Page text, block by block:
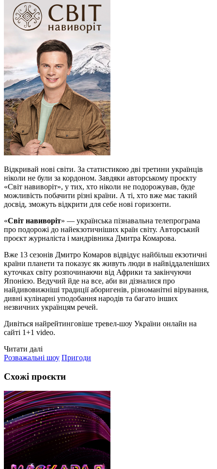
Відкривай нові світи. За статистикою дві третини українців
ніколи не були за кордоном. Завдяки авторському проєкту
«Світ навиворіт», у тих, хто ніколи не подорожував, буде
можливість побачити різні країни. А ті, хто вже має такий
досвід, зможуть відкрити для себе нові горизонти.
«Світ навиворіт» — українська пізнавальна телепрограма
про подорожі до найекзотичніших країн світу. Авторський
проєкт журналіста і мандрівника Дмитра Комарова.
Вже 13 сезонів Дмитро Комаров відвідує найбільш екзотичні
країни планети та показує як живуть люди в найвіддаленіших
куточках світу розпочинаючи від Африки та закінчуючи
Японією. Ведучий йде на все, аби ви дізналися про
найдивовижніші традиції аборигенів, різноманітні вірування,
дивні кулінарні уподобання народів та багато інших
незвичних українцям речей.
Дивіться найрейтинговіше тревел-шоу України онлайн на
сайті 1+1 video.
Читати далі
Розважальні шоу Пригоди
Схожі проєкти